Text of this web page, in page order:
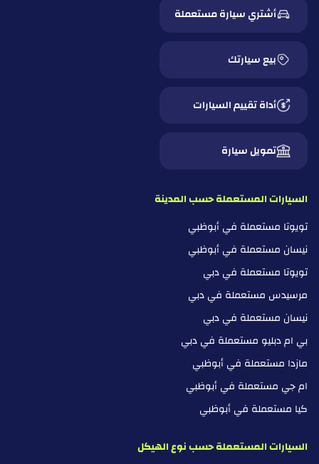
أشتري سيارة مستعملة
بيع سيارتك
أداة تقييم السيارات
تمويل سيارة
السيارات المستعملة حسب المدينة
تويوتا مستعملة في أبوظبي
نيسان مستعملة في أبوظبي
تويوتا مستعملة في دبي
مرسيدس مستعملة في دبي
نيسان مستعملة في دبي
بي ام دبليو مستعملة في دبي
مازدا مستعملة في أبوظبي
ام جي مستعملة في أبوظبي
كيا مستعملة في أبوظبي
السيارات المستعملة حسب نوع الهيكل